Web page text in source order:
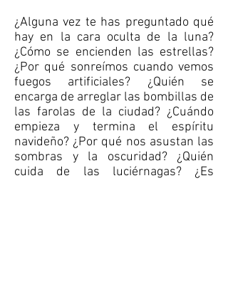
¿Alguna vez te has preguntado qué
hay en la cara oculta de la luna?
¿Cómo se encienden las estrellas?
¿Por qué sonreímos cuando vemos
fuegos artificiales? ¿Quién se
encarga de arreglar las bombillas de
las farolas de la ciudad? ¿Cuándo
empieza y termina el espíritu
navideño? ¿Por qué nos asustan las
sombras y la oscuridad? ¿Quién
cuida de las luciérnagas? ¿Es